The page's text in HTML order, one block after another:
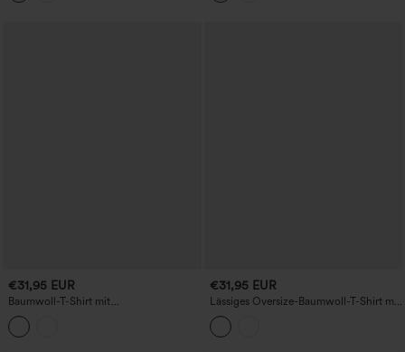
€31,95 EUR
Baumwoll-T-Shirt mit
Rundhalsausschnitt, Raglan-
Langärmeln, Daumenlöchern,
geschwungenem Saum und lockerem,
€31,95 EUR
Lässiges Oversize-Baumwoll-T-Shirt mit
Rundhalsausschnitt und langen Ärmeln